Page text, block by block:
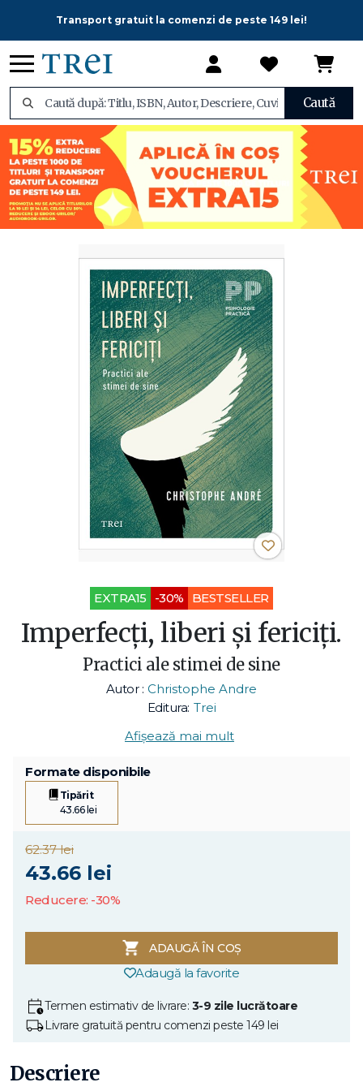
Transport gratuit la comenzi de peste 149 lei!
Caută
EXTRA15 -30% BESTSELLER
Imperfecţi, liberi şi fericiţi.
Practici ale stimei de sine
Autor : Christophe Andre
Editura: Trei
Afișează mai mult
Formate disponibile
Tipărit
43.66 lei
62.37 lei
43.66 lei
Reducere: -30%
ADAUGĂ ÎN COȘ
Adaugă la favorite
Termen estimativ de livrare: 3-9 zile lucrătoare
Livrare gratuită pentru comenzi peste 149 lei
Descriere